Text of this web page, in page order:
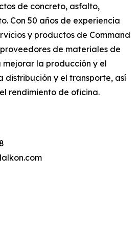
de concreto, asfalto,
Con 50 años de experiencia
y productos de Command
de materiales de
la producción y el
distribución y el transporte, así
rendimiento de oficina.